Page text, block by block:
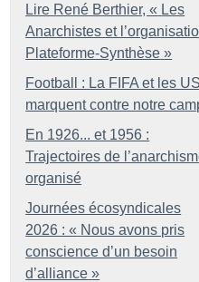
Lire René Berthier, « Les
Anarchistes et
Plateforme-Synthèse »
Football : La FIFA et les
marquent contre notre
En 1926... et 1956 :
Trajectoires de
organisé
Journées écosyndicales
2026 : « Nous avons pris
conscience d’un besoin
d’alliance »